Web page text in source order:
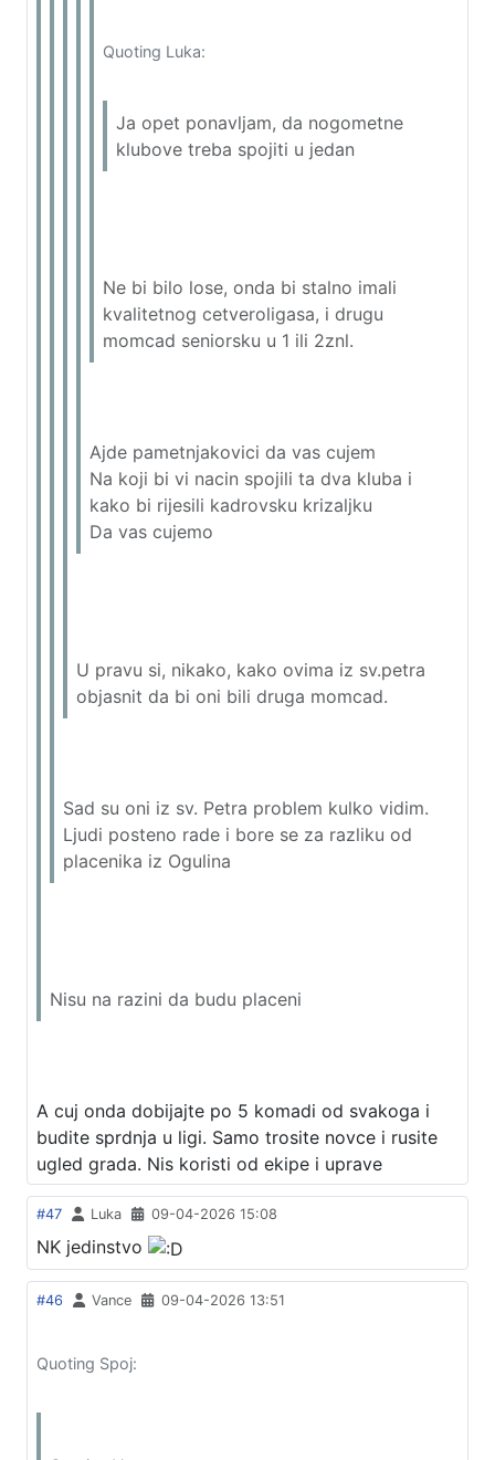
Quoting Luka:
Ja opet ponavljam, da nogometne
klubove treba spojiti u jedan
Ne bi bilo lose, onda bi stalno imali
kvalitetnog cetveroligasa, i drugu
momcad seniorsku u 1 ili 2znl.
Ajde pametnjakovici da vas cujem
Na koji bi vi nacin spojili ta dva kluba i
kako bi rijesili kadrovsku krizaljku
Da vas cujemo
U pravu si, nikako, kako ovima iz sv.petra
objasnit da bi oni bili druga momcad.
Sad su oni iz sv. Petra problem kulko vidim.
Ljudi posteno rade i bore se za razliku od
placenika iz Ogulina
Nisu na razini da budu placeni
A cuj onda dobijajte po 5 komadi od svakoga i
budite sprdnja u ligi. Samo trosite novce i rusite
ugled grada. Nis koristi od ekipe i uprave
#47 Luka 09-04-2026 15:08
NK jedinstvo
#46 Vance 09-04-2026 13:51
Quoting Spoj: